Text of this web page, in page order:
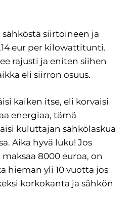
siirtoineen ja
eur per kilowattitunti.
rajusti ja eniten siihen
eli siirron osuus.
kaiken itse, eli korvaisi
energiaa, tämä
kuluttajan sähkölaskua
Aika hyvä luku! Jos
8000 euroa, on
hieman yli 10 vuotta jos
korkokanta ja sähkön